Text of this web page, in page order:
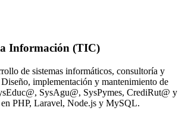
Información (TIC)
de sistemas informáticos, consultoría y
implementación y mantenimiento de
SysAgu@, SysPymes, CrediRut@ y
en PHP, Laravel, Node.js y MySQL.